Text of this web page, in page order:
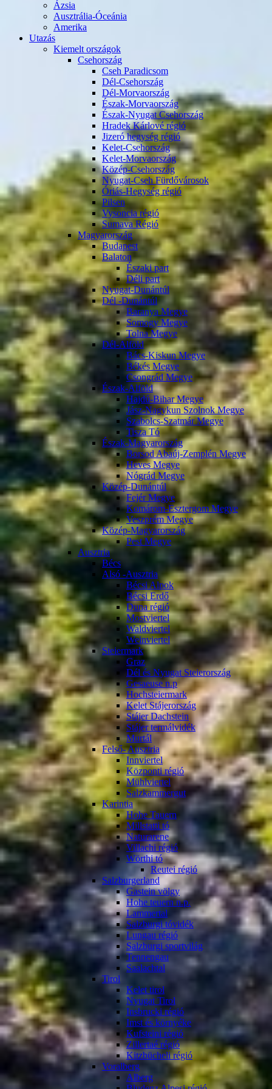
Ázsia
Ausztrália-Óceánia
Amerika
Utazás
Kiemelt országok
Csehország
Cseh Paradicsom
Dél-Csehország
Dél-Morvaország
Észak-Morvaország
Észak-Nyugat Csehország
Hradek Kárlové régió
Jizeró hegység régió
Kelet-Csehország
Kelet-Morvaország
Közép-Csehország
Nyugat-Cseh Fürdővárosok
Óriás-Hegység régió
Pilsen
Vysoncia régió
Sumava Régió
Magyarország
Budapest
Balaton
Északi part
Déli part
Nyugat-Dunántúl
Dél -Dunántúl
Baranya Megye
Somogy Megye
Tolna Megye
Dél-Alföld
Bács-Kiskun Megye
Békés Megye
Csongrád Megye
Észak-Alföld
Hajdú-Bihar Megye
Jász-Nagykun Szolnok Megye
Szabolcs-Szatmár Megye
Tisza Tó
Észak-Magyarország
Borsod Abaúj-Zemplén Megye
Heves Megye
Nógrád Megye
Közép-Dunántúl
Fejér Megye
Komárom-Esztergom Megye
Veszprém Megye
Közép-Magyarország
Pest Megye
Ausztria
Bécs
Alsó -Ausztria
Bécsi Alpok
Bécsi Erdő
Duna régió
Mostviertel
Waldviertel
Weinviertel
Steiermark
Graz
Dél és Nyugat Steierország
Gesaeuse n.p
Hochsteiermark
Kelet Stájerország
Stájer Dachstein
Stájer termálvidék
Murtál
Felső- Ausztria
Innviertel
Központi régió
Mühlviertel
Salzkammergut
Karintia
Hohe Tauern
Millstatti tó
Naturarene
Villachi régió
Wörthi tó
Reutei régió
Salzburgerland
Gastein völgy
Hohe teuern n.p.
Lammertal
Salzburgi tóvidék
Lungau régió
Salzburgi sportvilág
Tennengau
Saalachtal
Tirol
Kelet tirol
Nyugat Tirol
Insbrucki régió
Imst és környéke
Kufsteini régió
Zillertaé régió
Kitzbücheli régió
Voralberg
Alberg